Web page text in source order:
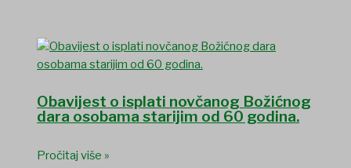
Obavijest o isplati novčanog Božićnog
dara osobama starijim od 60 godina.
Pročitaj više »